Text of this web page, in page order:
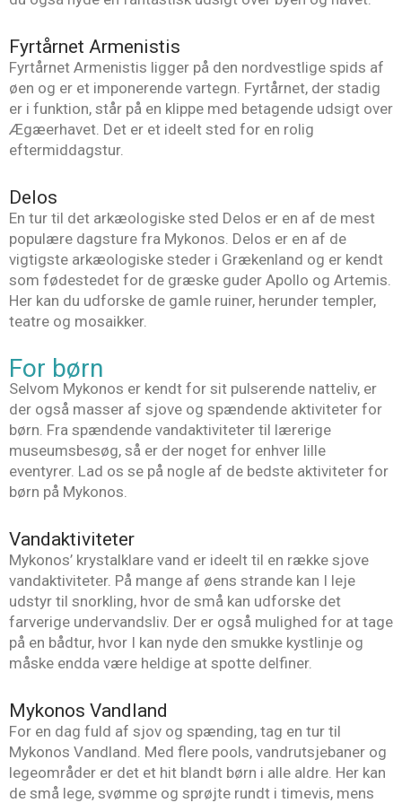
Fyrtårnet Armenistis
Fyrtårnet Armenistis ligger på den nordvestlige spids af
øen og er et imponerende vartegn. Fyrtårnet, der stadig
er i funktion, står på en klippe med betagende udsigt over
Ægæerhavet. Det er et ideelt sted for en rolig
eftermiddagstur.
Delos
En tur til det arkæologiske sted Delos er en af de mest
populære dagsture fra Mykonos. Delos er en af de
vigtigste arkæologiske steder i Grækenland og er kendt
som fødestedet for de græske guder Apollo og Artemis.
Her kan du udforske de gamle ruiner, herunder templer,
teatre og mosaikker.
For børn
Selvom Mykonos er kendt for sit pulserende natteliv, er
der også masser af sjove og spændende aktiviteter for
børn. Fra spændende vandaktiviteter til lærerige
museumsbesøg, så er der noget for enhver lille
eventyrer. Lad os se på nogle af de bedste aktiviteter for
børn på Mykonos.
Vandaktiviteter
Mykonos’ krystalklare vand er ideelt til en række sjove
vandaktiviteter. På mange af øens strande kan I leje
udstyr til snorkling, hvor de små kan udforske det
farverige undervandsliv. Der er også mulighed for at tage
på en bådtur, hvor I kan nyde den smukke kystlinje og
måske endda være heldige at spotte delfiner.
Mykonos Vandland
For en dag fuld af sjov og spænding, tag en tur til
Mykonos Vandland. Med flere pools, vandrutsjebaner og
legeområder er det et hit blandt børn i alle aldre. Her kan
de små lege, svømme og sprøjte rundt i timevis, mens